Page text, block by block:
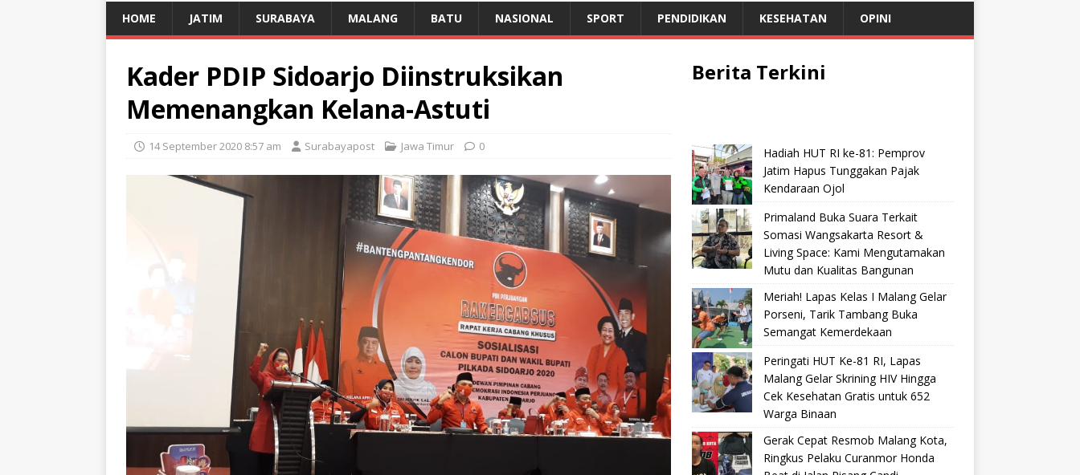
HOME JATIM SURABAYA MALANG BATU NASIONAL SPORT PENDIDIKAN KESEHATAN OPINI
Kader PDIP Sidoarjo Diinstruksikan
Memenangkan Kelana-Astuti
14 September 2020 8:57 am Surabayapost Jawa Timur 0
Berita Terkini
Hadiah HUT RI ke-81: Pemprov
Jatim Hapus Tunggakan Pajak
Kendaraan Ojol
Primaland Buka Suara Terkait
Somasi Wangsakarta Resort &
Living Space: Kami Mengutamakan
Mutu dan Kualitas Bangunan
Meriah! Lapas Kelas I Malang Gelar
Porseni, Tarik Tambang Buka
Semangat Kemerdekaan
Peringati HUT Ke-81 RI, Lapas
Malang Gelar Skrining HIV Hingga
Cek Kesehatan Gratis untuk 652
Warga Binaan
Gerak Cepat Resmob Malang Kota,
Ringkus Pelaku Curanmor Honda